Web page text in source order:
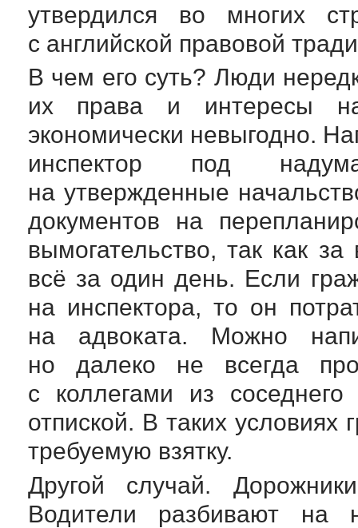
утвердился во многих
с английской правовой
В чем его суть? Люди
их права и интересы
экономически невыгодно.
инспектор под
на утвержденные
документов на
вымогательство, так как за
всё за один день. Если
на инспектора, то он
на адвоката. Можно
но далеко не всегда
с коллегами из
отпиской. В таких
требуемую взятку.
Другой случай.
Водители разбивают на